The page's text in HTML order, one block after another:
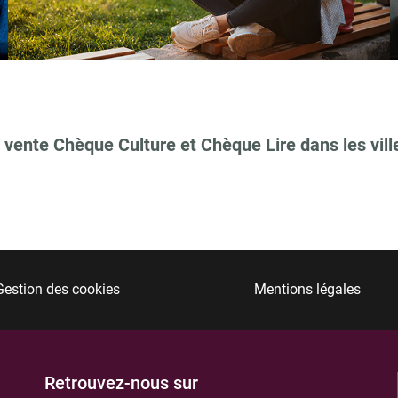
Chèque Culture et Chèque Lire dans les
des cookies Mentions légales
Retrouvez-nous sur